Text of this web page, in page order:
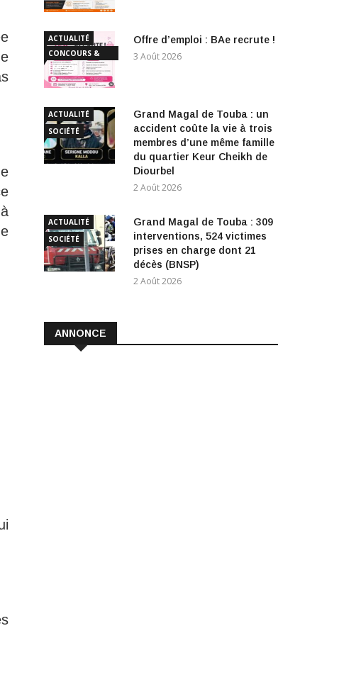
ACTUALITÉ
CONCOURS &
EMPLOI
Offre d’emploi : BAe recrute !
3 Août 2026
ACTUALITÉ
SOCIÉTÉ
Grand Magal de Touba : un
accident coûte la vie à trois
membres d’une même famille
du quartier Keur Cheikh de
Diourbel
2 Août 2026
ACTUALITÉ
SOCIÉTÉ
Grand Magal de Touba : 309
interventions, 524 victimes
prises en charge dont 21
décès (BNSP)
2 Août 2026
ANNONCE